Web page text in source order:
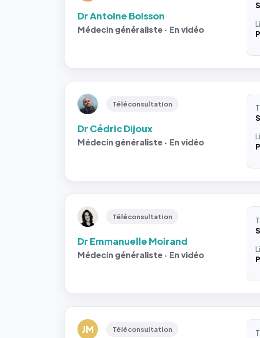
Dr Antoine Boisson
Médecin généraliste · En vidéo
Téléconsultation
Dr Cédric Dijoux
Médecin généraliste · En vidéo
Téléconsultation
Dr Emmanuelle Moirand
Médecin généraliste · En vidéo
JM Téléconsultation